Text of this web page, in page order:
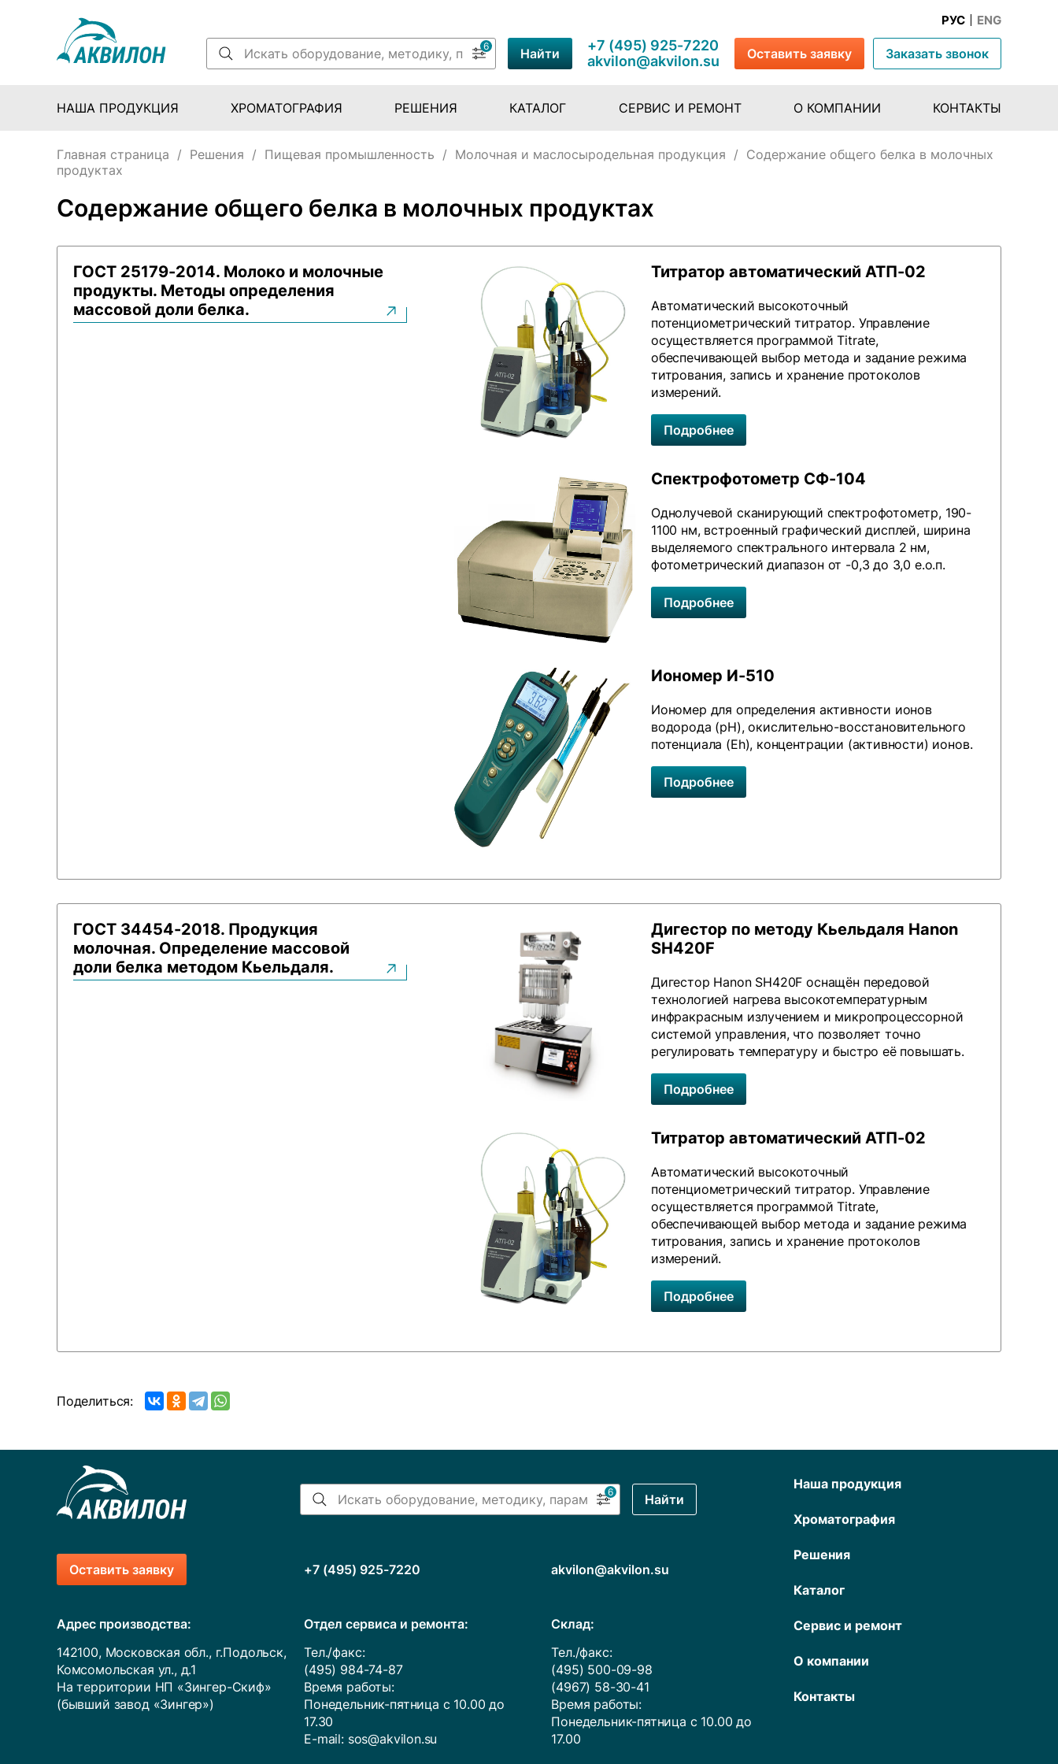
РУС ENG
6 Найти
+7 (495) 925-7220
akvilon@akvilon.su
Оставить заявку Заказать звонок
НАША ПРОДУКЦИЯ ХРОМАТОГРАФИЯ РЕШЕНИЯ КАТАЛОГ СЕРВИС И РЕМОНТ О КОМПАНИИ КОНТАКТЫ
Главная страница / Решения / Пищевая промышленность / Молочная и маслосыродельная продукция / Содержание общего белка в молочных
продуктах
Содержание общего белка в молочных продуктах
ГОСТ 25179-2014. Молоко и молочные
продукты. Методы определения
массовой доли белка.
Титратор автоматический АТП-02
Автоматический высокоточный
потенциометрический титратор. Управление
осуществляется программой Titrate,
обеспечивающей выбор метода и задание режима
титрования, запись и хранение протоколов
измерений.
Подробнее
Спектрофотометр СФ-104
Однолучевой сканирующий спектрофотометр, 190-
1100 нм, встроенный графический дисплей, ширина
выделяемого спектрального интервала 2 нм,
фотометрический диапазон от -0,3 до 3,0 е.о.п.
Подробнее
Иономер И-510
Иономер для определения активности ионов
водорода (рН), окислительно-восстановительного
потенциала (Еh), концентрации (активности) ионов.
Подробнее
ГОСТ 34454-2018. Продукция
молочная. Определение массовой
доли белка методом Кьельдаля.
Дигестор по методу Кьельдаля Hanon
SH420F
Дигестор Hanon SH420F оснащён передовой
технологией нагрева высокотемпературным
инфракрасным излучением и микропроцессорной
системой управления, что позволяет точно
регулировать температуру и быстро её повышать.
Подробнее
Титратор автоматический АТП-02
Автоматический высокоточный
потенциометрический титратор. Управление
осуществляется программой Titrate,
обеспечивающей выбор метода и задание режима
титрования, запись и хранение протоколов
измерений.
Подробнее
Поделиться:
6 Найти
Оставить заявку +7 (495) 925-7220 akvilon@akvilon.su
Адрес производства:
142100, Московская обл., г.Подольск,
Комсомольская ул., д.1
На территории НП «Зингер-Скиф»
(бывший завод «Зингер»)
Отдел сервиса и ремонта:
Тел./факс:
(495) 984-74-87
Время работы:
Понедельник-пятница с 10.00 до
17.30
E-mail: sos@akvilon.su
Cклад:
Тел./факс:
(495) 500-09-98
(4967) 58-30-41
Время работы:
Понедельник-пятница с 10.00 до
17.00
Наша продукция
Хроматография
Решения
Каталог
Сервис и ремонт
О компании
Контакты